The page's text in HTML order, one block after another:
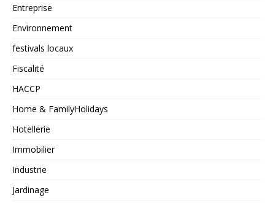
Entreprise
Environnement
festivals locaux
Fiscalité
HACCP
Home & FamilyHolidays
Hotellerie
Immobilier
Industrie
Jardinage